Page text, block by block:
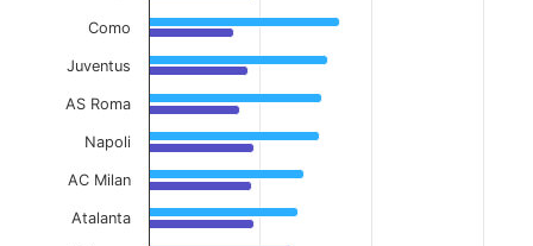
View as data table, Overall Full-Time Avg
The chart has 1 X axis displaying categories.
The chart has 1 Y axis displaying values. Data
Como
Juventus
AS Roma
Napoli
AC Milan
Atalanta